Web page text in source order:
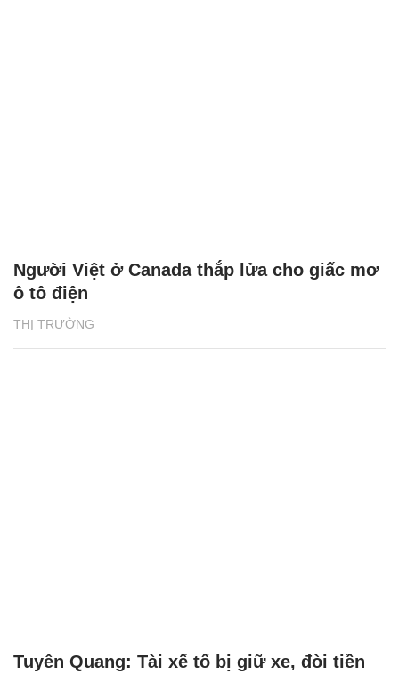
THỊ TRƯỜNG
Người Việt ở Canada thắp lửa cho giấc mơ
ô tô điện
Tuyên Quang: Tài xế tố bị giữ xe, đòi tiền